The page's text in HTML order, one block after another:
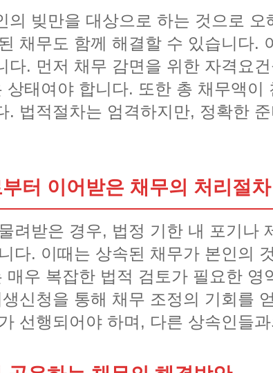
의 빚만을 대상으로 하는 것으로
채무도 함께 해결할 수 있습니다.
다. 먼저 채무 감면을 위한 자격요
태여야 합니다. 또한 총 채무액
. 법적절차는 엄격하지만, 정확한
터 이어받은 채무의 처리절차
려받은 경우, 법정 기한 내 포기나
다. 이때는 상속된 채무가 본인의
우 복잡한 법적 검토가 필요한
신청을 통해 채무 조정의 기회를
선행되어야 하며, 다른 상속인들